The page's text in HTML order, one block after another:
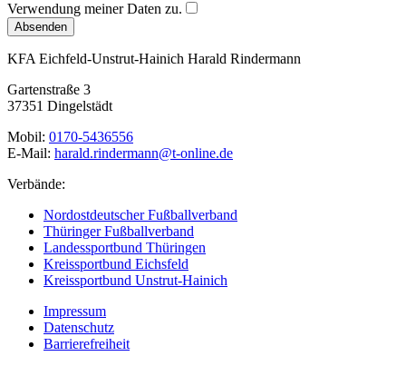
Verwendung meiner Daten zu.
Absenden
KFA Eichfeld-Unstrut-Hainich Harald Rindermann
Gartenstraße 3
37351 Dingelstädt
Mobil: 0170-5436556
E-Mail: harald.rindermann@t-online.de
Verbände:
Nordostdeutscher Fußballverband
Thüringer Fußballverband
Landessportbund Thüringen
Kreissportbund Eichsfeld
Kreissportbund Unstrut-Hainich
Impressum
Datenschutz
Barrierefreiheit